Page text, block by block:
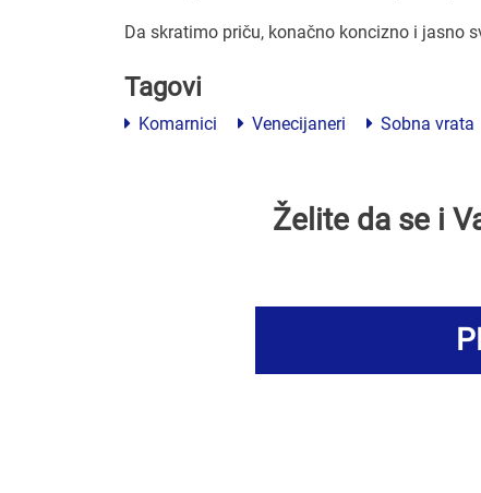
Da skratimo priču, konačno koncizno i jasno
Tagovi
Komarnici Venecijaneri Sobna vrata
Želite da se i